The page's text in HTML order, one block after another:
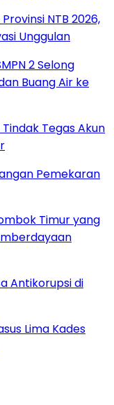
NTB 2026,
Unggulan
2 Selong
Buang Air ke
Tegas Akun
Pemekaran
Timur yang
Antikorupsi di
Lima Kades